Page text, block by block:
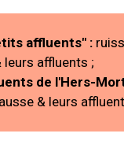
affluents" :
leurs affluents ;
de l'Hers-
& leurs